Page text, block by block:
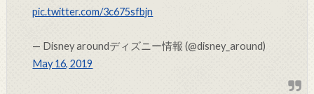
pic.twitter.com/3c675sfbjn
— Disney aroundディズニー情報 (@disney_around)
May 16, 2019